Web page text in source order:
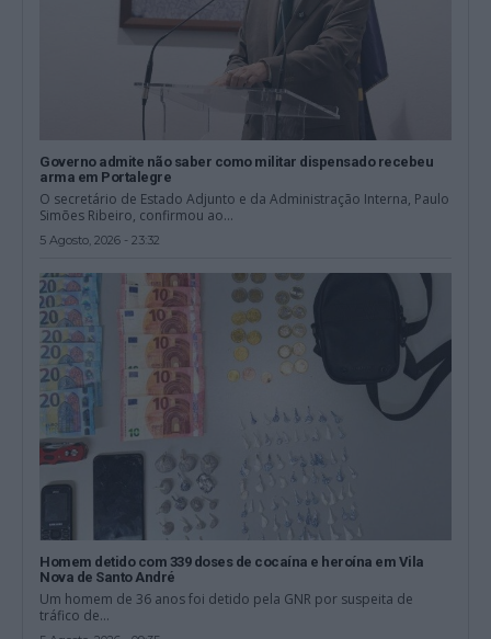
Governo admite não saber como militar dispensado recebeu
arma em Portalegre
O secretário de Estado Adjunto e da Administração Interna, Paulo
Simões Ribeiro, confirmou ao...
5 Agosto, 2026 - 23:32
Homem detido com 339 doses de cocaína e heroína em Vila
Nova de Santo André
Um homem de 36 anos foi detido pela GNR por suspeita de
tráfico de...